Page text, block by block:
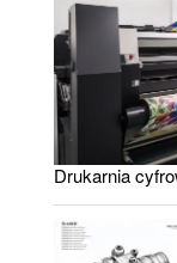
Drukarnia